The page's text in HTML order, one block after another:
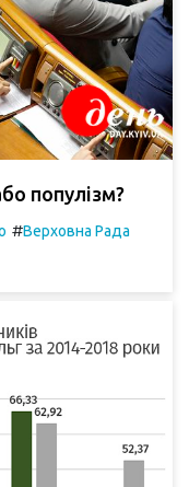
популізм?
#Верховна Рада